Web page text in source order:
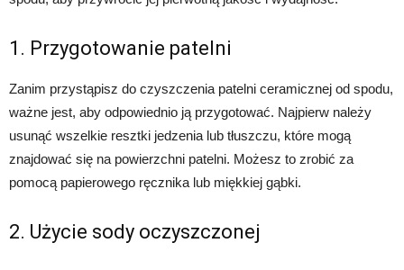
1. Przygotowanie patelni
Zanim przystąpisz do czyszczenia patelni ceramicznej od spodu,
ważne jest, aby odpowiednio ją przygotować. Najpierw należy
usunąć wszelkie resztki jedzenia lub tłuszczu, które mogą
znajdować się na powierzchni patelni. Możesz to zrobić za
pomocą papierowego ręcznika lub miękkiej gąbki.
2. Użycie sody oczyszczonej